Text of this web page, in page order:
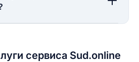
сервиса Sud.online